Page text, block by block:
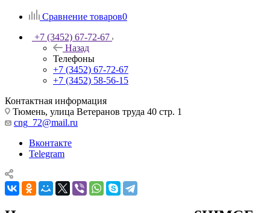
Сравнение товаров0
+7 (3452) 67-72-67
Назад
Телефоны
+7 (3452) 67-72-67
+7 (3452) 58-56-15
Контактная информация
Тюмень, улица Ветеранов труда 40 стр. 1
cng_72@mail.ru
Вконтакте
Telegram